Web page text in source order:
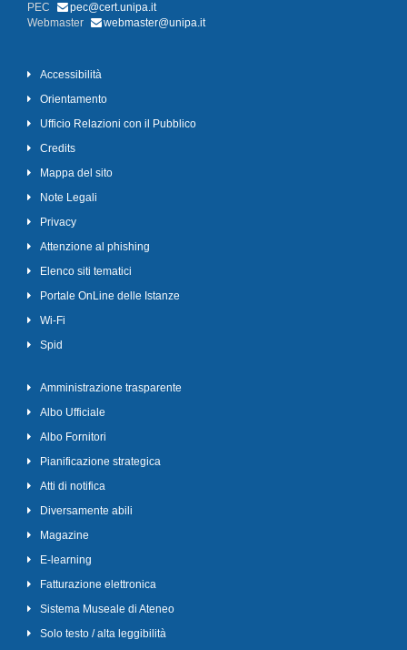
PEC
pec@cert.unipa.it
Webmaster
webmaster@unipa.it
Accessibilità
Orientamento
Ufficio Relazioni con il Pubblico
Credits
Mappa del sito
Note Legali
Privacy
Attenzione al phishing
Elenco siti tematici
Portale OnLine delle Istanze
Wi-Fi
Spid
Amministrazione trasparente
Albo Ufficiale
Albo Fornitori
Pianificazione strategica
Atti di notifica
Diversamente abili
Magazine
E-learning
Fatturazione elettronica
Sistema Museale di Ateneo
Solo testo / alta leggibilità